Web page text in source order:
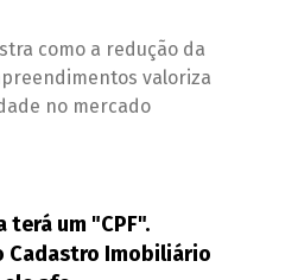
como a redução da
valoriza
no mercado
terá um "CPF".
Cadastro Imobiliário